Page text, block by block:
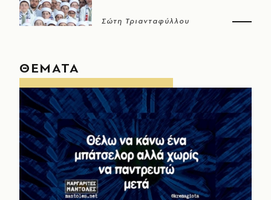
Σώτη Τριανταφύλλου
ΘΕΜΑΤΑ